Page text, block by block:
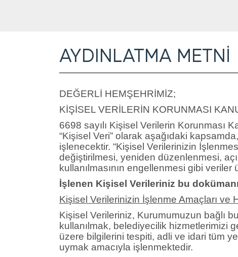
AYDINLATMA METNİ
DEĞERLİ HEMŞEHRİMİZ;
KİŞİSEL VERİLERİN KORUNMASI
6698 sayılı Kişisel Verilerin Korunması
“Kişisel Veri” olarak aşağıdaki
işlenecektir. “Kişisel Verilerinizin
değiştirilmesi, yeniden düzenlenmesi,
kullanılmasının engellenmesi gibi
İşlenen Kişisel Verileriniz bu
Kişisel Verilerinizin İşlenme Amaçları ve
Kişisel Verileriniz, Kurumumuzun bağlı
kullanılmak, belediyecilik hizmetlerimizi
üzere bilgilerini tespiti, adli ve idari tüm
uymak amacıyla işlenmektedir.